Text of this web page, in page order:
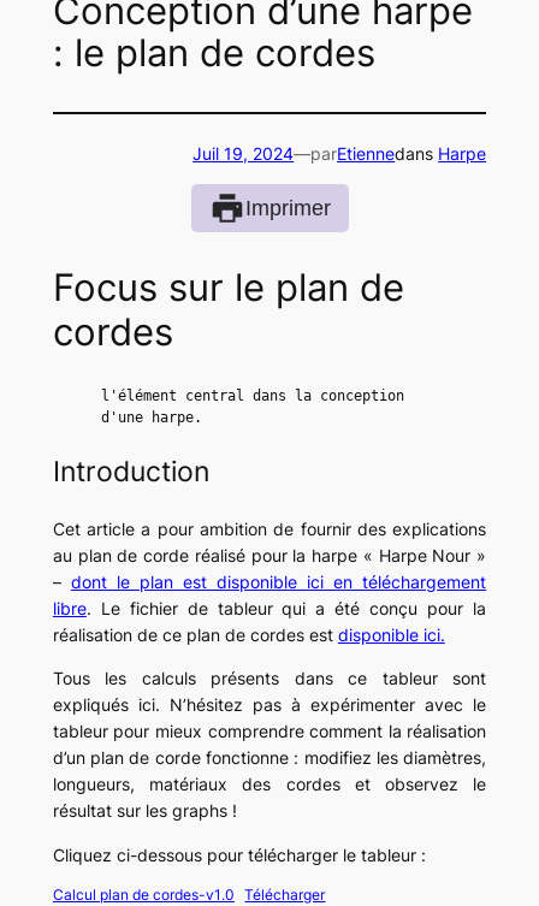
Conception d’une harpe
: le plan de cordes
Juil 19, 2024—parEtiennedans Harpe
Imprimer
Focus sur le plan de
cordes
l'élément central dans la conception
d'une harpe.
Introduction
Cet article a pour ambition de fournir des explications
au plan de corde réalisé pour la harpe « Harpe Nour »
– dont le plan est disponible ici en téléchargement
libre. Le fichier de tableur qui a été conçu pour la
réalisation de ce plan de cordes est disponible ici.
Tous les calculs présents dans ce tableur sont
expliqués ici. N’hésitez pas à expérimenter avec le
tableur pour mieux comprendre comment la réalisation
d’un plan de corde fonctionne : modifiez les diamètres,
longueurs, matériaux des cordes et observez le
résultat sur les graphs !
Cliquez ci-dessous pour télécharger le tableur :
Calcul plan de cordes-v1.0 Télécharger